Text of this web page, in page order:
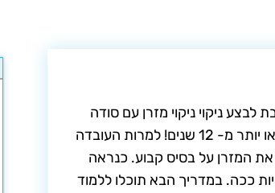
ניקוי ניקוי מזרן עם סודה
לשתיה? אנו מבלים זמן רב במיטתנו- כשליש מחיינו בממוצע – או יותר מ- 12 שנים! למרות העובדה
את המזרן על בסיס קבוע. כנראה
ככה. במדריך הבא תוכלו ללמוד